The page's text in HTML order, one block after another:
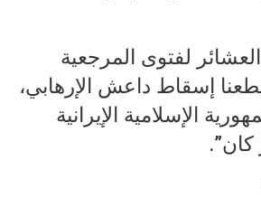
العشائر لفتوى المرجعية
إسقاط داعش الإرهابي،
الإسلامية الإيرانية
كان”.